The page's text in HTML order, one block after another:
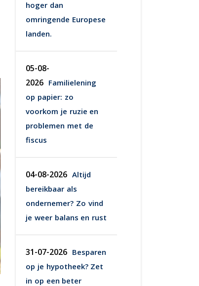
hoger dan
omringende Europese
landen.
05-08-
2026 Familielening
op papier: zo
voorkom je ruzie en
problemen met de
fiscus
04-08-2026 Altijd
bereikbaar als
ondernemer? Zo vind
je weer balans en rust
31-07-2026 Besparen
op je hypotheek? Zet
in op een beter